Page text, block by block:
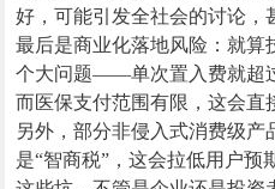
好，可能引发全社会的讨论，
最后是商业化落地风险：就算
个大问题——单次置入费就超
而医保支付范围有限，这会直
另外，部分非侵入式消费级
是“智商税”，这会拉低用户预